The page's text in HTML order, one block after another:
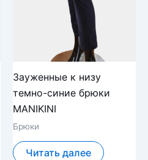
Зауженные к низу
темно-синие брюки
MANIKINI
Брюки
Читать далее